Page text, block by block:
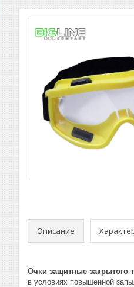
Описание
Очки защитные закрытого
в условиях повышенной